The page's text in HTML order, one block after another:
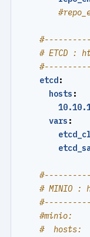
# ETCD :
etcd:
hosts :
vars :
# MINIO :
#minio:
#  hosts: